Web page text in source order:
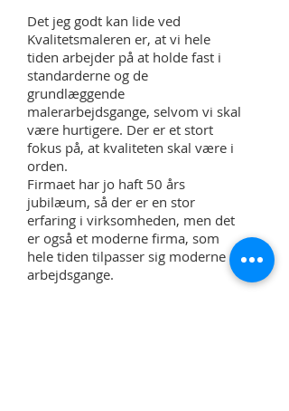
Det jeg godt kan lide ved
Kvalitetsmaleren er, at vi hele
tiden arbejder på at holde fast i
standarderne og de
grundlæggende
malerarbejdsgange, selvom vi skal
være hurtigere. Der er et stort
fokus på, at kvaliteten skal være i
orden.
Firmaet har jo haft 50 års
jubilæum, så der er en stor
erfaring i virksomheden, men det
er også et moderne firma, som
hele tiden tilpasser sig moderne
arbejdsgange.